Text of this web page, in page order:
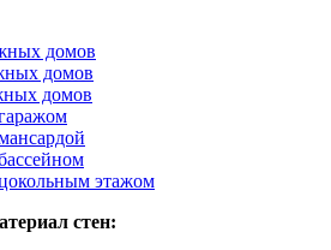
домов
домов
домов
этажом
стен: